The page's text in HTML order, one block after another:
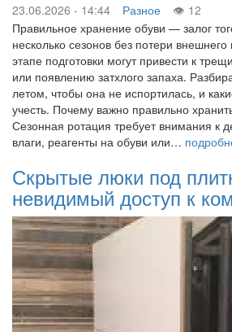
23.06.2026 - 14:44 Разное
12
Правильное хранение обуви — залог
несколько сезонов без потери
этапе подготовки могут привести к
или появлению затхлого запаха.
летом, чтобы она не испортилась, и
учесть. Почему важно правильно
Сезонная ротация требует внимания к
влаги, реагенты на обуви или…
Скрытые люки под
невидимый доступ к